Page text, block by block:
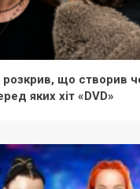
що створив
яких хіт «DVD»